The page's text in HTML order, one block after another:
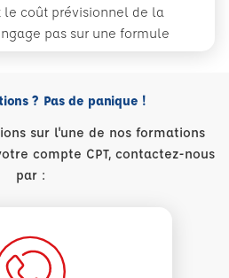
coût prévisionnel de la
pas sur une formule
? Pas de panique !
sur l'une de nos formations
compte CPT, contactez-nous
par :